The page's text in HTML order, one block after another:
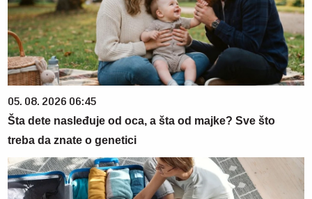
05. 08. 2026 06:45
Šta dete nasleđuje od oca, a šta od majke? Sve što
treba da znate o genetici